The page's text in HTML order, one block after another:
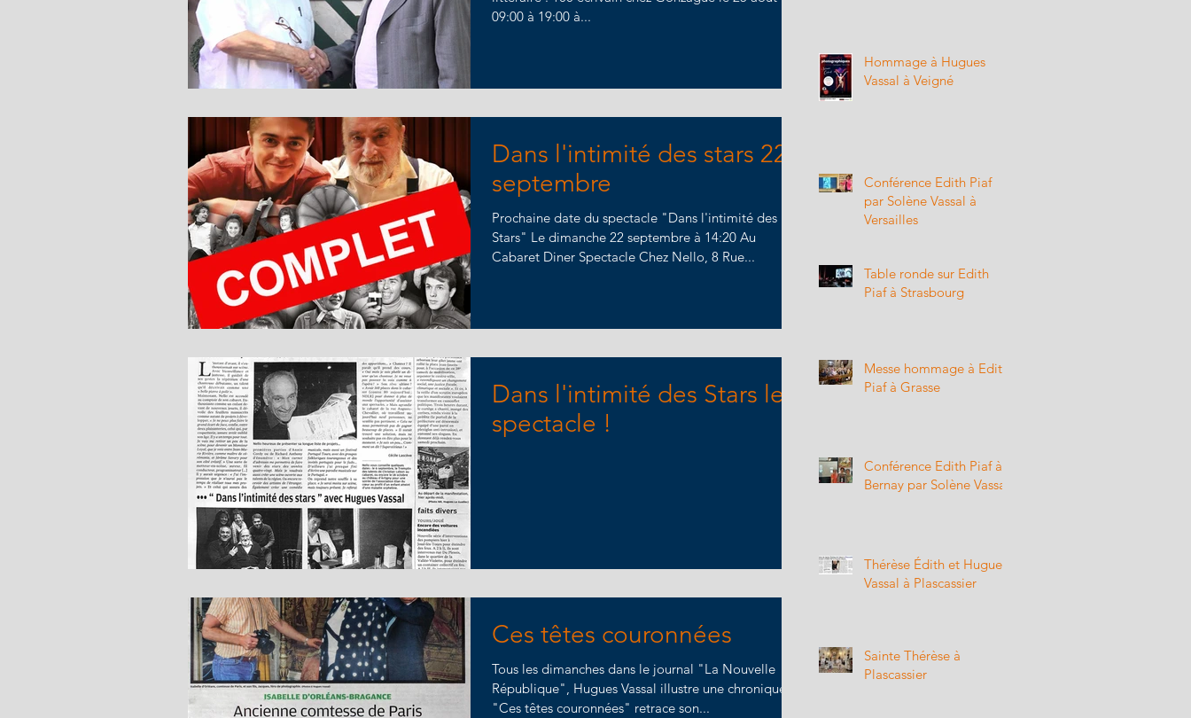
09:00 à 19:00 à...
Dans l'intimité des stars 22
septembre
Prochaine date du spectacle "Dans l'intimité des
Stars" Le dimanche 22 septembre à 14:20 Au
Cabaret Diner Spectacle Chez Nello, 8 Rue...
Dans l'intimité des Stars le
spectacle !
Ces têtes couronnées
Tous les dimanches dans le journal "La Nouvelle
République", Hugues Vassal illustre une chronique.
"Ces têtes couronnées" retrace son...
Hommage à Hugues
Vassal à Veigné
Conférence Edith Piaf
par Solène Vassal à
Versailles
Table ronde sur Edith
Piaf à Strasbourg
Messe hommage à Edith
Piaf à Grasse
Conférence Edith Piaf à
Bernay par Solène Vassal
Thérèse Édith et Hugues
Vassal à Plascassier
Sainte Thérèse à
Plascassier